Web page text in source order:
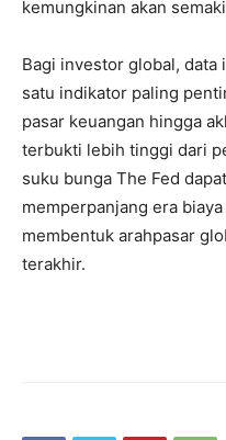
kemungkinan akan
Bagi investor global, data
satu indikator paling
pasar keuangan hingga
terbukti lebih tinggi dari
suku bunga The Fed
memperpanjang era
membentuk arahpasar
terakhir.